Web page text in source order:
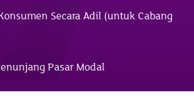
Secara Adil (untuk Cabang
Pasar Modal